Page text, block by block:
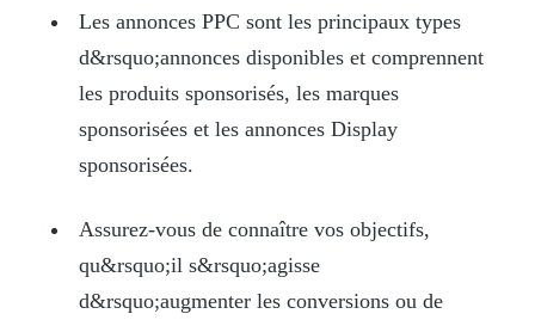
Les annonces PPC sont les principaux types
d&rsquo;annonces disponibles et comprennent
les produits sponsorisés, les marques
sponsorisées et les annonces Display
sponsorisées.
Assurez-vous de connaître vos objectifs,
qu&rsquo;il s&rsquo;agisse
d&rsquo;augmenter les conversions ou de